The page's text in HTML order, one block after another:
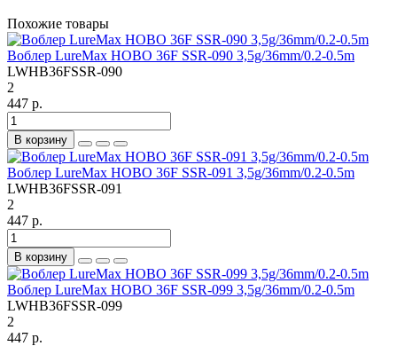
Похожие товары
Воблер LureMax HOBO 36F SSR-090 3,5g/36mm/0.2-0.5m
LWHB36FSSR-090
2
447 р.
В корзину
Воблер LureMax HOBO 36F SSR-091 3,5g/36mm/0.2-0.5m
LWHB36FSSR-091
2
447 р.
В корзину
Воблер LureMax HOBO 36F SSR-099 3,5g/36mm/0.2-0.5m
LWHB36FSSR-099
2
447 р.